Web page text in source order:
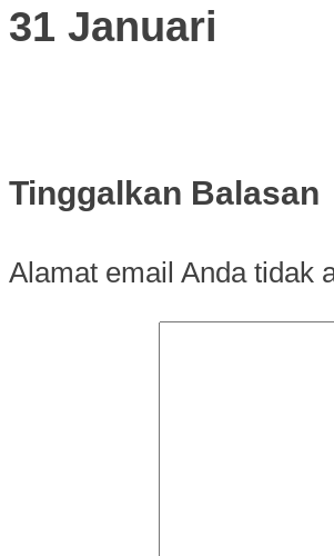
31 Januari
Tinggalkan Balasan
Alamat email Anda tidak